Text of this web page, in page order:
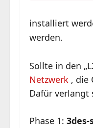
installiert
werden.
Sollte in den
Netzwerk , die
Dafür
Phase 1: 3des-